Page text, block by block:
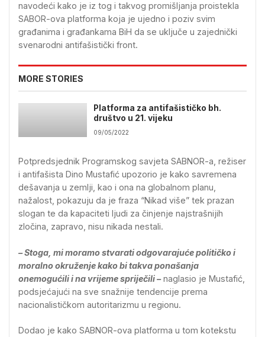
navodeći kako je iz tog i takvog promišljanja proistekla
SABOR-ova platforma koja je ujedno i poziv svim
građanima i građankama BiH da se uključe u zajednički
svenarodni antifašistički front.
MORE STORIES
Platforma za antifašističko bh.
društvo u 21. vijeku
09/05/2022
Potpredsjednik Programskog savjeta SABNOR-a, režiser
i antifašista Dino Mustafić upozorio je kako savremena
dešavanja u zemlji, kao i ona na globalnom planu,
nažalost, pokazuju da je fraza “Nikad više” tek prazan
slogan te da kapaciteti ljudi za činjenje najstrašnijih
zločina, zapravo, nisu nikada nestali.
– Stoga, mi moramo stvarati odgovarajuće političko i
moralno okruženje kako bi takva ponašanja
onemogućili i na vrijeme spriječili –naglasio je Mustafić,
podsjećajući na sve snažnije tendencije prema
nacionalističkom autoritarizmu u regionu.
Dodao je kako SABNOR-ova platforma u tom kotekstu